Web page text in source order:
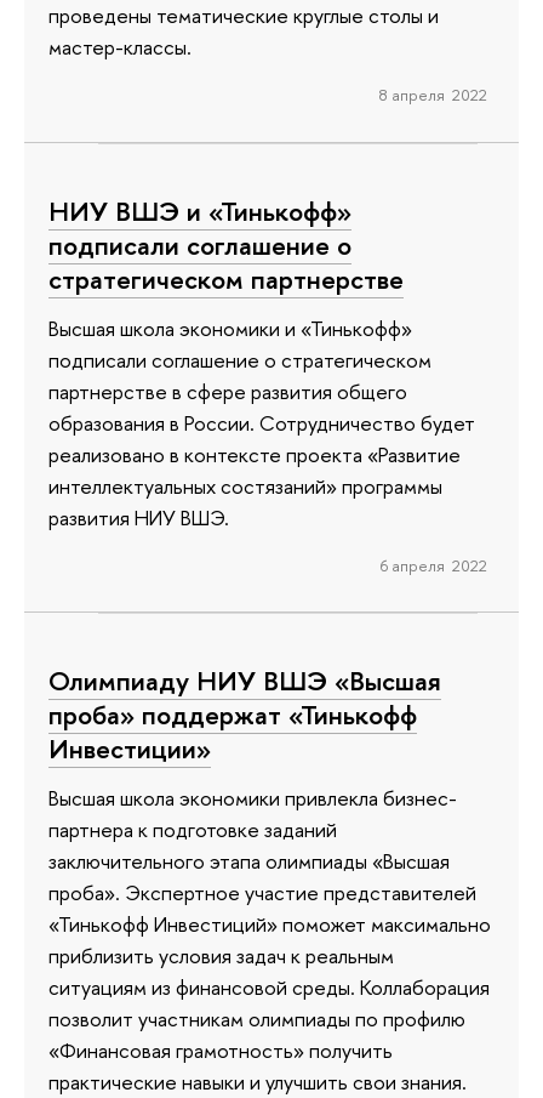
проведены тематические круглые столы и
мастер-классы.
8 апреля 2022
НИУ ВШЭ и «Тинькофф»
подписали соглашение о
стратегическом партнерстве
Высшая школа экономики и «Тинькофф»
подписали соглашение о стратегическом
партнерстве в сфере развития общего
образования в России. Сотрудничество будет
реализовано в контексте проекта «Развитие
интеллектуальных состязаний» программы
развития НИУ ВШЭ.
6 апреля 2022
Олимпиаду НИУ ВШЭ «Высшая
проба» поддержат «Тинькофф
Инвестиции»
Высшая школа экономики привлекла бизнес-
партнера к подготовке заданий
заключительного этапа олимпиады «Высшая
проба». Экспертное участие представителей
«Тинькофф Инвестиций» поможет максимально
приблизить условия задач к реальным
ситуациям из финансовой среды. Коллаборация
позволит участникам олимпиады по профилю
«Финансовая грамотность» получить
практические навыки и улучшить свои знания.